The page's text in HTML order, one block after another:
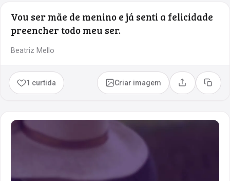
Vou ser mãe de menino e já senti a felicidade
preencher todo meu ser.
Beatriz Mello
1 curtida Criar imagem Compartilhar
Copiar